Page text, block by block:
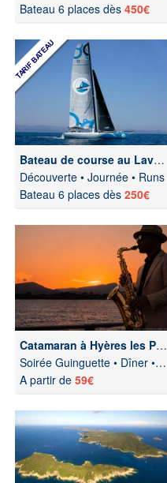
Bateau 6 places dès 450€
Bateau de course au Lavandou
Découverte • Journée • Runs
Bateau 6 places dès 250€
Catamaran à Hyères les Palmiers
Soirée Guinguette • Dîner • Jazz
A partir de 59€